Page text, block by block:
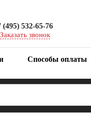
(495) 532-65-76
Заказать звонок
Способы оплаты